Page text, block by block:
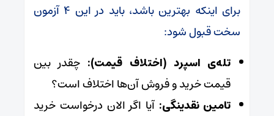
برای اینکه بهترین باشد، باید در این ۴ آزمون
سخت قبول شود:
تله‌ی اسپرد (اختلاف قیمت): چقدر بین
قیمت خرید و فروش آن‌ها اختلاف است؟
تامین نقدینگی: آیا اگر الان درخواست خرید